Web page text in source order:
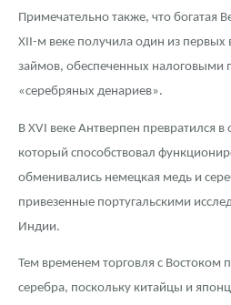
Примечательно также, что богатая
XII-м веке получила один из первых
займов, обеспеченных налоговыми
«серебряных денариев».
В XVI веке Антверпен превратился
который способствовал
обменивались немецкая медь и
привезенные португальскими
Индии.
Тем временем торговля с Востоком
серебра, поскольку китайцы и